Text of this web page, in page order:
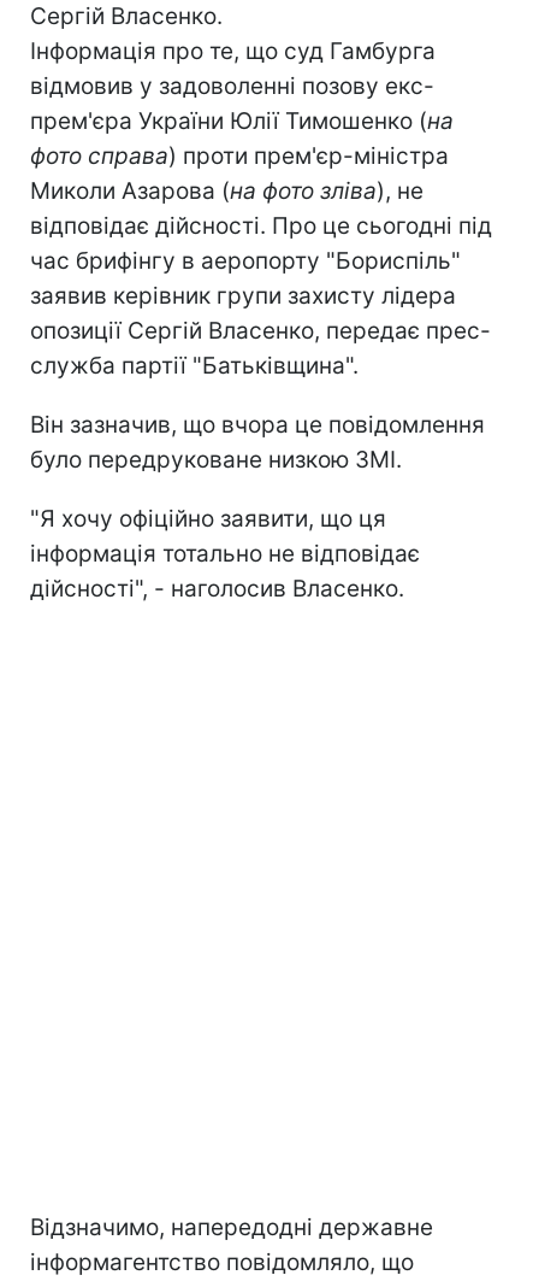
Сергій Власенко.
Інформація про те, що суд Гамбурга
відмовив у задоволенні позову екс-
прем'єра України Юлії Тимошенко (на
фото справа) проти прем'єр-міністра
Миколи Азарова (на фото зліва), не
відповідає дійсності. Про це сьогодні під
час брифінгу в аеропорту "Бориспіль"
заявив керівник групи захисту лідера
опозиції Сергій Власенко, передає прес-
служба партії "Батьківщина".
Він зазначив, що вчора це повідомлення
було передруковане низкою ЗМІ.
"Я хочу офіційно заявити, що ця
інформація тотально не відповідає
дійсності", - наголосив Власенко.
Відзначимо, напередодні державне
інформагентство повідомляло, що